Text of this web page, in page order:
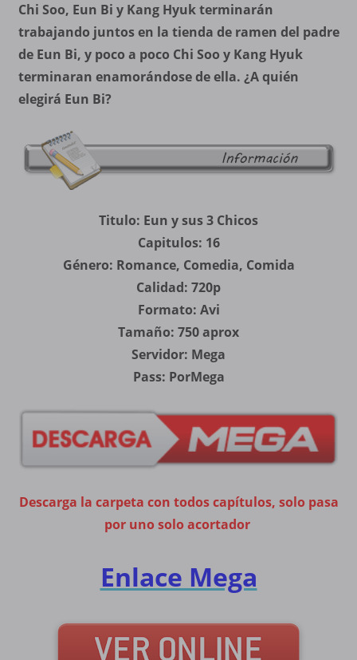
Chi Soo, Eun Bi y Kang Hyuk terminarán
trabajando juntos en la tienda de ramen del padre
de Eun Bi, y poco a poco Chi Soo y Kang Hyuk
terminaran enamorándose de ella. ¿A quién
elegirá Eun Bi?
Titulo: Eun y sus 3 Chicos
Capitulos: 16
Género: Romance, Comedia, Comida
Calidad: 720p
Formato: Avi
Tamaño: 750 aprox
Servidor: Mega
Pass: PorMega
Descarga la carpeta con todos capítulos, solo pasa
por uno solo acortador
Enlace Mega